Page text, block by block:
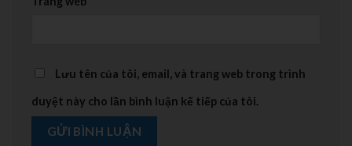
Lưu tên của tôi, email, và trang web trong trình
duyệt này cho lần bình luận kế tiếp của tôi.